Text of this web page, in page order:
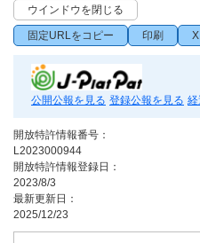
ウインドウを閉じる
固定URLをコピー 印刷
公開公報を見る 登録公報を見る 経
開放特許情報番号：
L2023000944
開放特許情報登録日：
2023/8/3
最新更新日：
2025/12/23